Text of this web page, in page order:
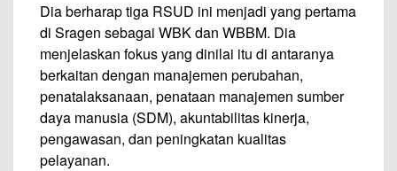
Dia berharap tiga RSUD ini menjadi yang pertama
di Sragen sebagai WBK dan WBBM. Dia
menjelaskan fokus yang dinilai itu di antaranya
berkaitan dengan manajemen perubahan,
penatalaksanaan, penataan manajemen sumber
daya manusia (SDM), akuntabilitas kinerja,
pengawasan, dan peningkatan kualitas
pelayanan.